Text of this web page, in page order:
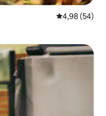
Gemiddelde
4,98 (54)